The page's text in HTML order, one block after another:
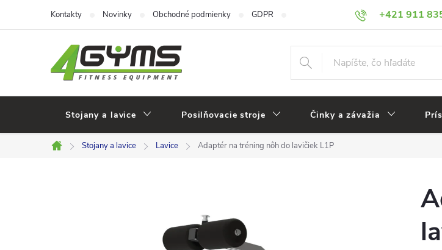
+421 911
Kontakty Novinky Obchodné podmienky GDPR Reklamácie
Stojany a lavice Posilňovacie stroje Činky a závažia
Domov
Stojany a lavice Lavice Adaptér na tréning nôh do lavičiek L1P